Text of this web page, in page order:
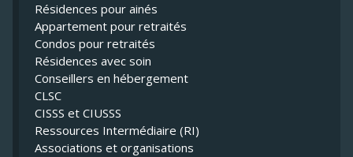
Résidences pour ainés
Appartement pour retraités
Condos pour retraités
Résidences avec soin
Conseillers en hébergement
CLSC
CISSS et CIUSSS
Ressources Intermédiaire (RI)
Associations et organisations